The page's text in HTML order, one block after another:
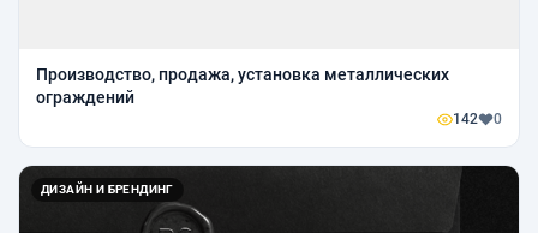
Производство, продажа, установка металлических
ограждений
142 0
ДИЗАЙН И БРЕНДИНГ